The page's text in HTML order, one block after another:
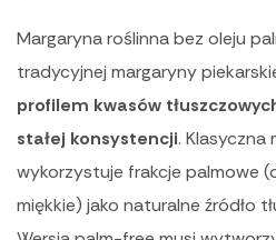
Margaryna roślinna bez oleju
tradycyjnej margaryny
profilem kwasów
stałej konsystencji. Klasyczna
wykorzystuje frakcje palmowe
miękkie) jako naturalne źródło